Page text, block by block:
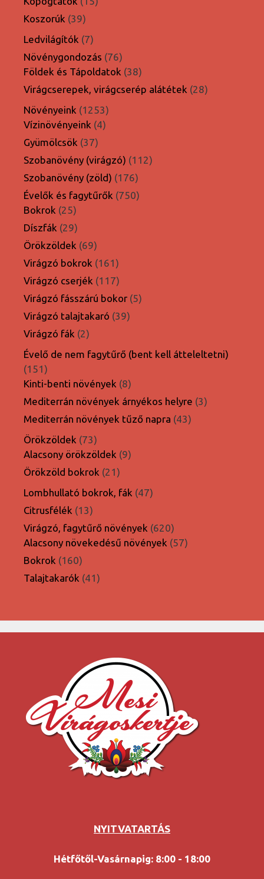
Koszorúk 3939
termék
Ledvilágítók 77
termék
Növénygondozás 7676
termék
Földek és Tápoldatok 3838
termék
Virágcserepek, virágcserép alátétek 2828
Növényeink 12531253
termék
Vízinövényeink 44
Gyümölcsök 3737
termék
Szobanövény (virágzó) 112112
Szobanövény (zöld) 176176
termék
Évelők és fagytűrők 750750
Bokrok 2525
termék
Díszfák 2929
termék
Örökzöldek 6969
termék
Virágzó bokrok 161161
termék
Virágzó cserjék 117117
termék
Virágzó fásszárú bokor 55
Virágzó talajtakaró 3939
Virágzó fák 22
termék
Évelő de nem fagytűrő (bent kell átteleltetni)
151151
termék
Kinti-benti növények 88
termék
Mediterrán növények árnyékos helyre 33
Mediterrán növények tűző napra 4343
Örökzöldek 7373
termék
Alacsony örökzöldek 99
Örökzöld bokrok 2121
termék
Lombhullató bokrok, fák 4747
Citrusfélék 1313
termék
Virágzó, fagytűrő növények 620620
termék
Alacsony növekedésű növények 5757
Bokrok 160160
termék
Talajtakarók 4141
NYITVATARTÁS
Hétfőtől-Vasárnapig: 8:00 - 18:00